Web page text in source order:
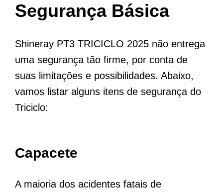
Segurança Básica
Shineray PT3 TRICICLO 2025 não entrega
uma segurança tão firme, por conta de
suas limitações e possibilidades. Abaixo,
vamos listar alguns itens de segurança do
Triciclo:
Capacete
A maioria dos acidentes fatais de